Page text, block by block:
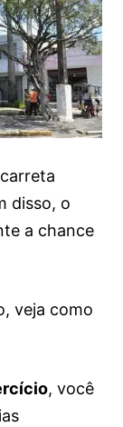
disso, o
a chance
veja como
, você